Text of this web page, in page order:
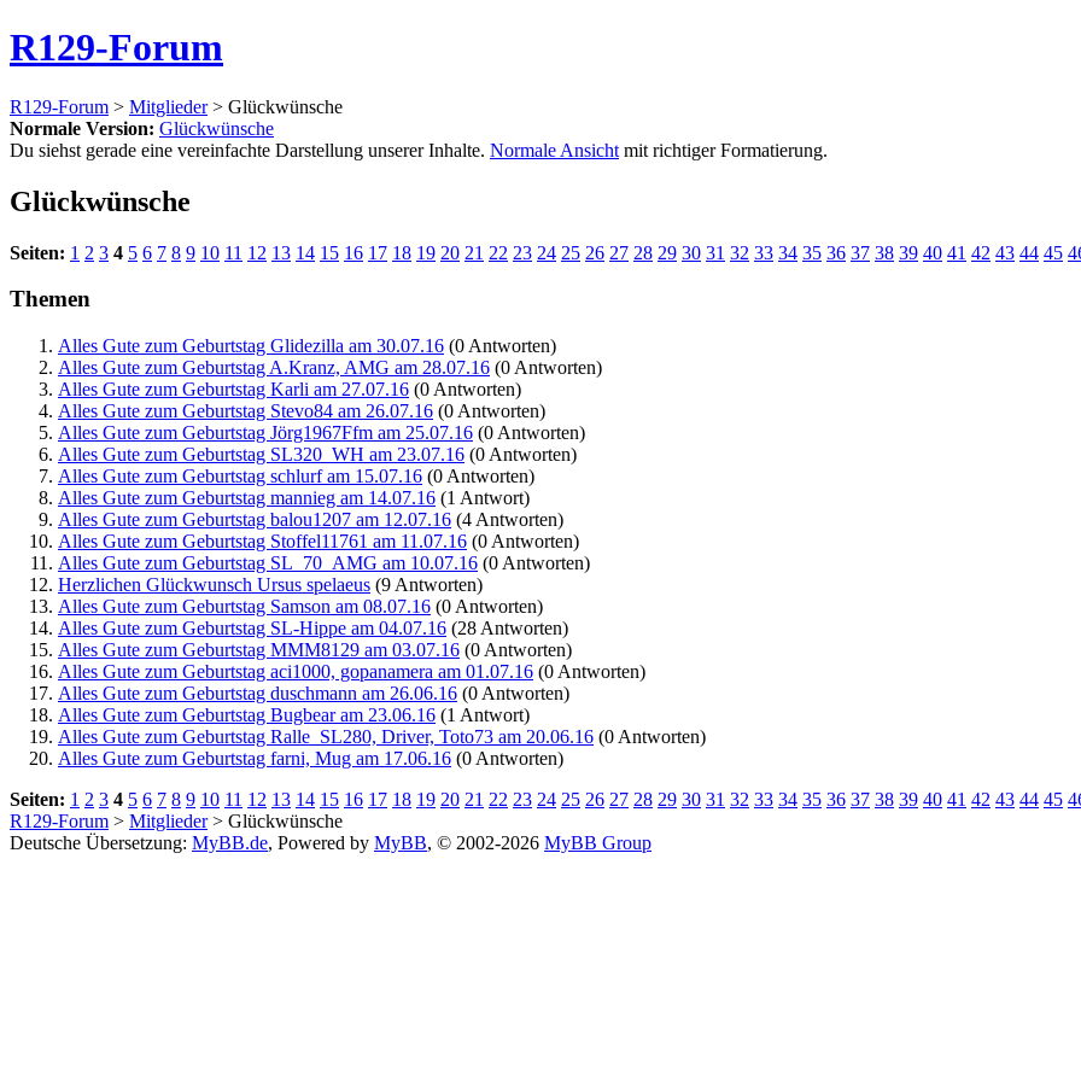
R129-Forum
R129-Forum > Mitglieder> Glückwünsche
Normale Version: Glückwünsche
Du siehst gerade eine vereinfachte Darstellung unserer Inhalte. Normale Ansicht mit richtiger Formatierung.
Glückwünsche
Seiten: 1 2 3 4 5 6 7 8 9 10 11 12 13 14 15 16 17 18 19 20 21 22 23 24 25 26 27 28 29 30 31 32 33 34 35 36 37 38 39 40 41 42 43 44 45
Themen
Alles Gute zum Geburtstag Glidezilla am 30.07.16 (0 Antworten)
Alles Gute zum Geburtstag A.Kranz, AMG am 28.07.16 (0 Antworten)
Alles Gute zum Geburtstag Karli am 27.07.16 (0 Antworten)
Alles Gute zum Geburtstag Stevo84 am 26.07.16 (0 Antworten)
Alles Gute zum Geburtstag Jörg1967Ffm am 25.07.16 (0 Antworten)
Alles Gute zum Geburtstag SL320_WH am 23.07.16 (0 Antworten)
Alles Gute zum Geburtstag schlurf am 15.07.16 (0 Antworten)
Alles Gute zum Geburtstag mannieg am 14.07.16 (1 Antwort)
Alles Gute zum Geburtstag balou1207 am 12.07.16 (4 Antworten)
Alles Gute zum Geburtstag Stoffel11761 am 11.07.16 (0 Antworten)
Alles Gute zum Geburtstag SL_70_AMG am 10.07.16 (0 Antworten)
Herzlichen Glückwunsch Ursus spelaeus (9 Antworten)
Alles Gute zum Geburtstag Samson am 08.07.16 (0 Antworten)
Alles Gute zum Geburtstag SL-Hippe am 04.07.16 (28 Antworten)
Alles Gute zum Geburtstag MMM8129 am 03.07.16 (0 Antworten)
Alles Gute zum Geburtstag aci1000, gopanamera am 01.07.16 (0 Antworten)
Alles Gute zum Geburtstag duschmann am 26.06.16 (0 Antworten)
Alles Gute zum Geburtstag Bugbear am 23.06.16 (1 Antwort)
Alles Gute zum Geburtstag Ralle_SL280, Driver, Toto73 am 20.06.16 (0 Antworten)
Alles Gute zum Geburtstag farni, Mug am 17.06.16 (0 Antworten)
Seiten: 1 2 3 4 5 6 7 8 9 10 11 12 13 14 15 16 17 18 19 20 21 22 23 24 25 26 27 28 29 30 31 32 33 34 35 36 37 38 39 40 41 42 43 44 45
R129-Forum > Mitglieder> Glückwünsche
Deutsche Übersetzung: MyBB.de, Powered by MyBB, © 2002-2026 MyBB Group